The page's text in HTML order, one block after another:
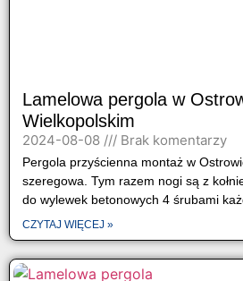
Lamelowa pergola w
Wielkopolskim
2024-08-08 Brak komentarzy
Pergola przyścienna montaż w
szeregowa. Tym razem nogi są z
do wylewek betonowych 4 śrubami
CZYTAJ WIĘCEJ »